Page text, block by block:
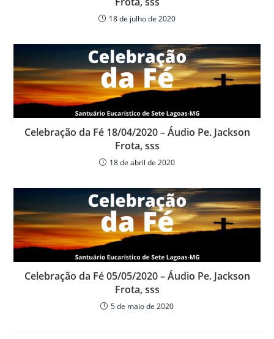
18 de julho de 2020
Celebração da Fé 18/04/2020 – Áudio Pe. Jackson
Frota, sss
18 de abril de 2020
Celebração da Fé 05/05/2020 – Áudio Pe. Jackson
Frota, sss
5 de maio de 2020